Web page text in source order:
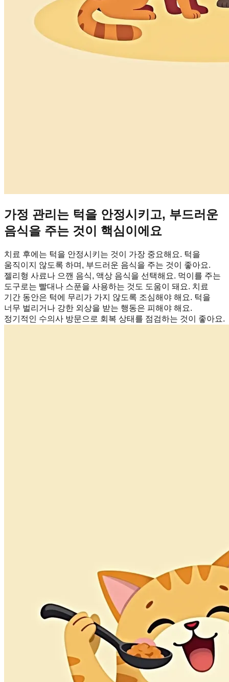
가정 관리는 턱을 안정시키고, 부드러운
음식을 주는 것이 핵심이에요
치료 후에는 턱을 안정시키는 것이 가장 중요해요. 턱을
움직이지 않도록 하며, 부드러운 음식을 주는 것이 좋아요.
젤리형 사료나 으깬 음식, 액상 음식을 선택해요. 먹이를 주는
도구로는 빨대나 스푼을 사용하는 것도 도움이 돼요. 치료
기간 동안은 턱에 무리가 가지 않도록 조심해야 해요. 턱을
너무 벌리거나 강한 외상을 받는 행동은 피해야 해요.
정기적인 수의사 방문으로 회복 상태를 점검하는 것이 좋아요.